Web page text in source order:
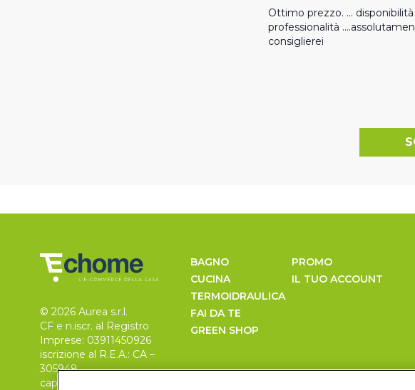
Ottimo prezzo. ... disponibilità
professionalità
consiglierei
© 2026 Aurea s.r.l.
CF e n.iscr. al Registro
Imprese: 03911450926
iscrizione al R.E.A.: CA –
305948
capitale sociale 30.000
BAGNO
CUCINA
TERMOIDRAULICA
FAI DA TE
GREEN SHOP
PROMO
IL TUO ACCOUNT